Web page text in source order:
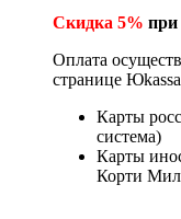
Скидка 5% при
Оплата
странице
Карты
система)
Карты
Корти